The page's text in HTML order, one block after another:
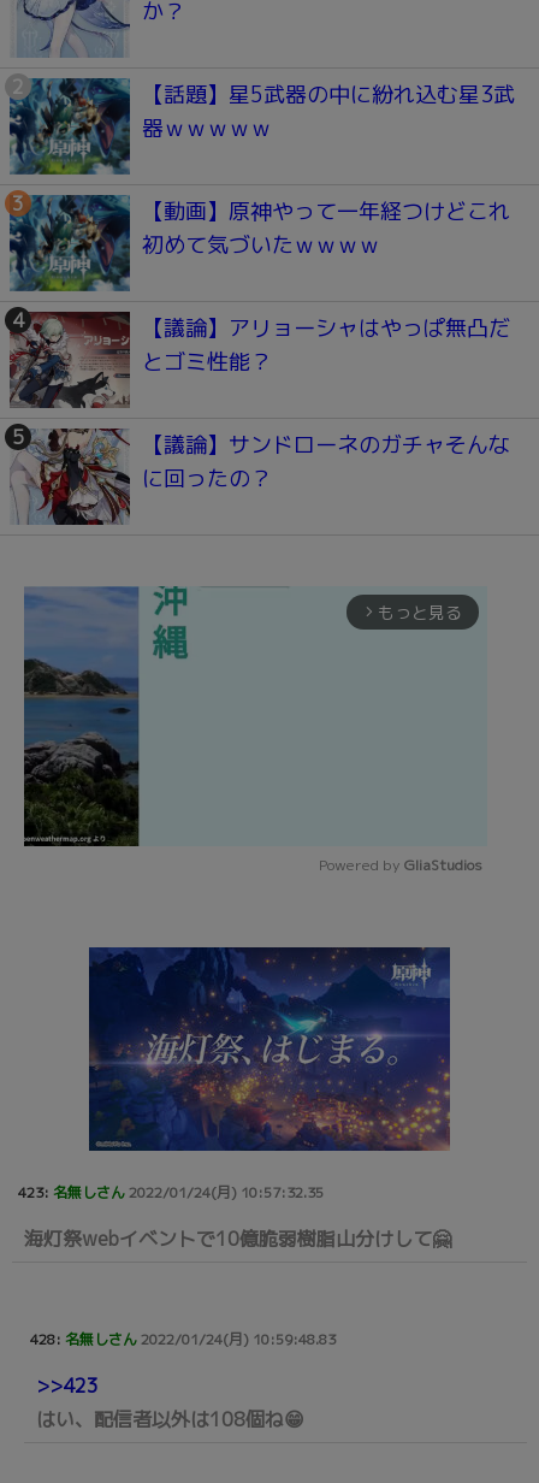
か？
【話題】星5武器の中に紛れ込む星3武
器ｗｗｗｗｗ
【動画】原神やって一年経つけどこれ
初めて気づいたｗｗｗｗ
【議論】アリョーシャはやっぱ無凸だ
とゴミ性能？
【議論】サンドローネのガチャそんな
に回ったの？
arrow_forward_ios もっと見る
Powered by GliaStudios
423: 名無しさん2022/01/24(月) 10:57:32.35
海灯祭webイベントで10億脆弱樹脂山分けして🤗
428: 名無しさん2022/01/24(月) 10:59:48.83
>>423
はい、配信者以外は108個ね😁